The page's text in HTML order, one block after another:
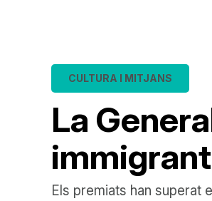
La
CULTURA I MITJANS
Els premiats han